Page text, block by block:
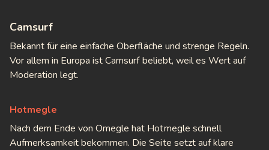
Camsurf
Bekannt für eine einfache Oberfläche und strenge Regeln.
Vor allem in Europa ist Camsurf beliebt, weil es Wert auf
Moderation legt.
Hotmegle
Nach dem Ende von Omegle hat Hotmegle schnell
Aufmerksamkeit bekommen. Die Seite setzt auf klare